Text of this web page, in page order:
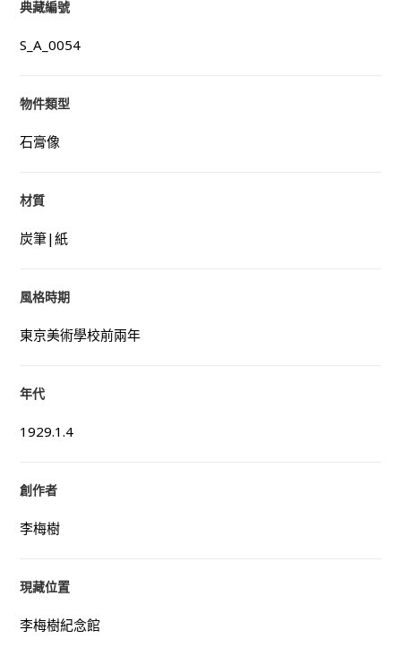
典藏編號
S_A_0054
物件類型
石膏像
材質
炭筆|紙
風格時期
東京美術學校前兩年
年代
1929.1.4
創作者
李梅樹
現藏位置
李梅樹紀念館